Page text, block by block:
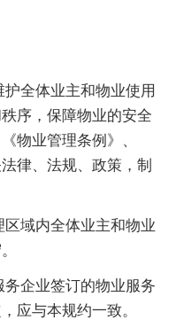
全体业主和物业使用
序，保障物业的安全
物业管理条例》、
律、法规、政策，制
域内全体业主和物业
企业签订的物业服务
应与本规约一致。